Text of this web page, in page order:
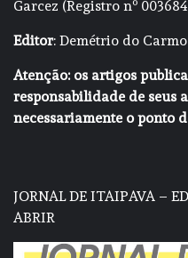
Garcez (Registro nº
Editor: Demétrio do
Atenção: os artigos
responsabilidade de seus
necessariamente o ponto
JORNAL DE ITAIPAVA –
ABRIR